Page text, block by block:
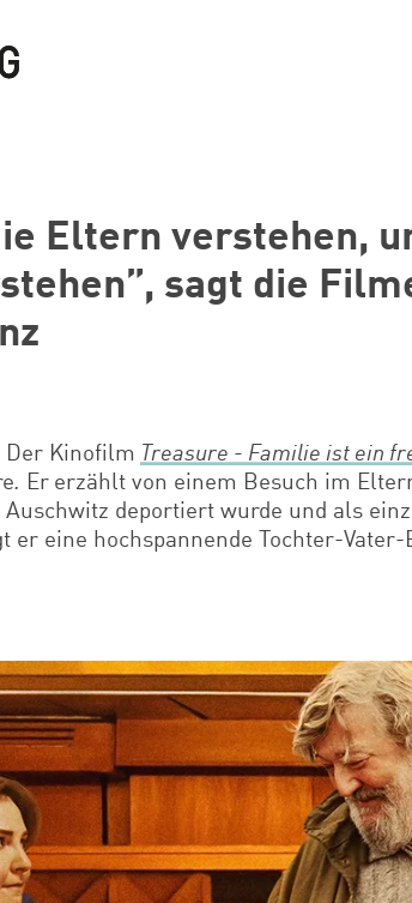
Eltern verstehen,
sagt die
Der Kinofilm Treasure - Familie ist ein
. Er erzählt von einem Besuch im
Auschwitz deportiert wurde und als
er eine hochspannende Tochter-Vater-